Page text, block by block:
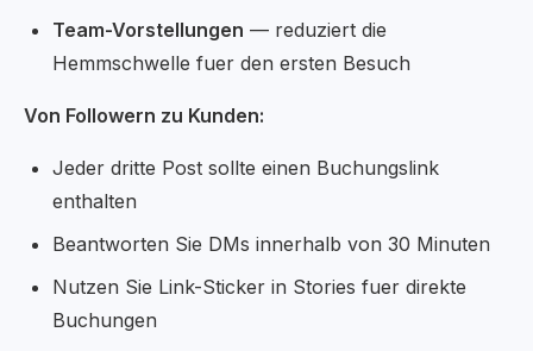
Team-Vorstellungen — reduziert die
Hemmschwelle fuer den ersten Besuch
Von Followern zu Kunden:
Jeder dritte Post sollte einen Buchungslink
enthalten
Beantworten Sie DMs innerhalb von 30 Minuten
Nutzen Sie Link-Sticker in Stories fuer direkte
Buchungen